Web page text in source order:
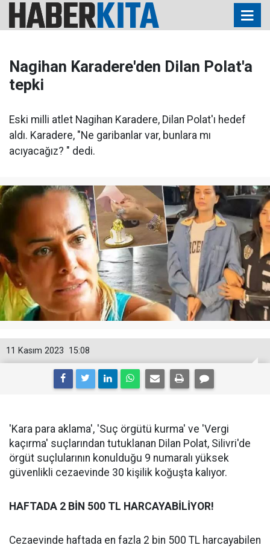
Nagihan Karadere'den Dilan Polat'a
tepki
Eski milli atlet Nagihan Karadere, Dilan Polat'ı hedef
aldı. Karadere, "Ne garibanlar var, bunlara mı
acıyacağız? " dedi.
15:08
11 Kasım 2023
'Kara para aklama', 'Suç örgütü kurma' ve 'Vergi
kaçırma' suçlarından tutuklanan Dilan Polat, Silivri'de
örgüt suçlularının konulduğu 9 numaralı yüksek
güvenlikli cezaevinde 30 kişilik koğuşta kalıyor.
HAFTADA 2 BİN 500 TL HARCAYABİLİYOR!
Cezaevinde haftada en fazla 2 bin 500 TL harcayabilen